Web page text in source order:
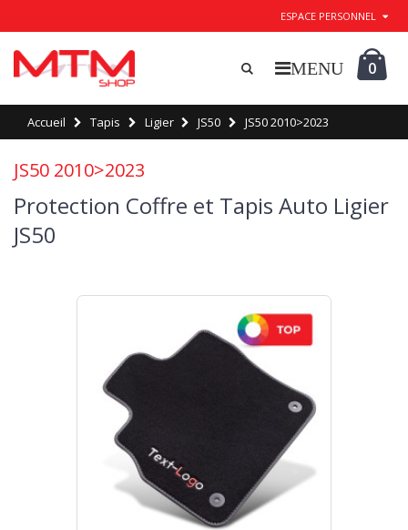
ESPACE PERSONNEL
0
Accueil Tapis Ligier JS50 JS50 2010>2023
JS50 2010>2023
Protection Coffre et Tapis Auto Ligier
JS50